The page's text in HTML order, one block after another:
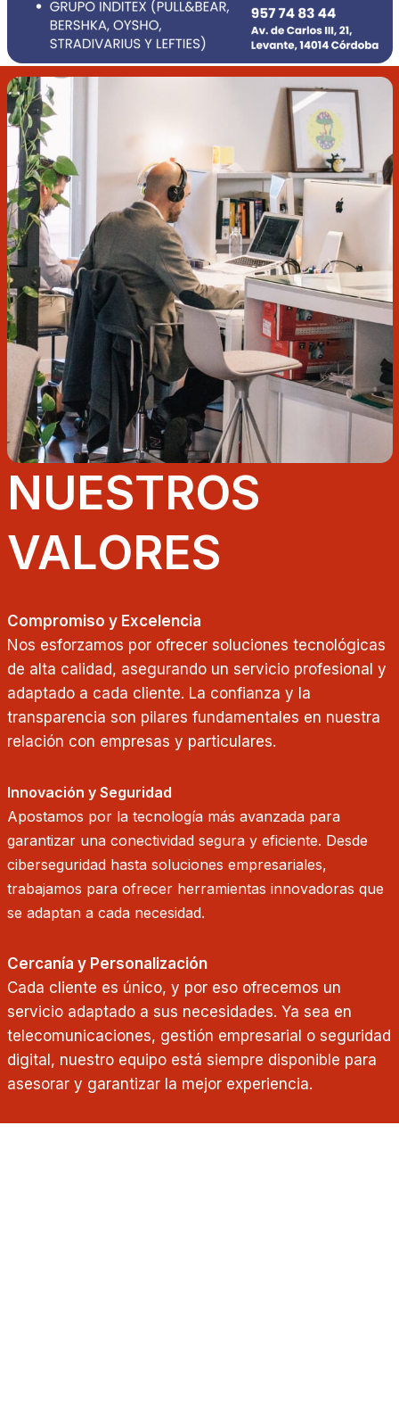
NUESTROS
VALORES
Compromiso y Excelencia
Nos esforzamos por ofrecer soluciones tecnológicas
de alta calidad, asegurando un servicio profesional y
adaptado a cada cliente. La confianza y la
transparencia son pilares fundamentales en nuestra
relación con empresas y particulares.
Innovación y Seguridad
Apostamos por la tecnología más avanzada para
garantizar una conectividad segura y eficiente. Desde
ciberseguridad hasta soluciones empresariales,
trabajamos para ofrecer herramientas innovadoras que
se adaptan a cada necesidad.
Cercanía y Personalización
Cada cliente es único, y por eso ofrecemos un
servicio adaptado a sus necesidades. Ya sea en
telecomunicaciones, gestión empresarial o seguridad
digital, nuestro equipo está siempre disponible para
asesorar y garantizar la mejor experiencia.